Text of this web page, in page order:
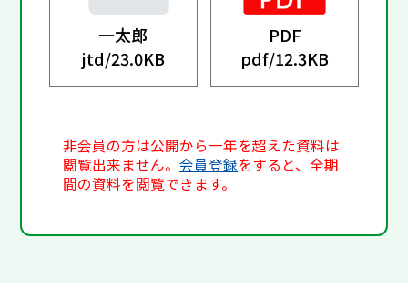
一太郎
jtd/23.0KB
PDF
pdf/12.3KB
非会員の方は公開から一年を超えた資料は
閲覧出来ません。会員登録をすると、全期
間の資料を閲覧できます。